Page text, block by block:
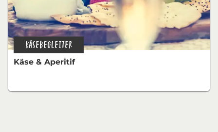
KÄSEBEGLEITER
Käse & Aperitif